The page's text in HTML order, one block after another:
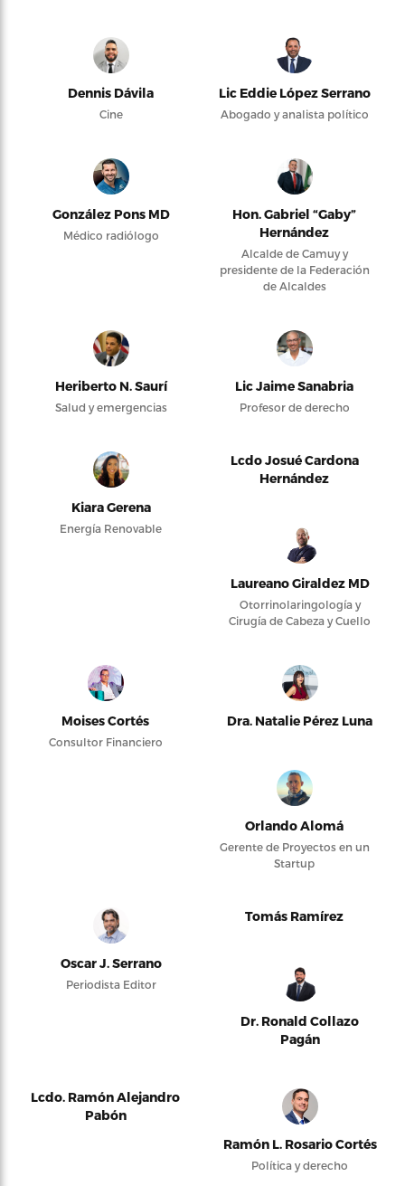
Dennis Dávila
Cine
Lic Eddie López Serrano
Abogado y analista político
González Pons MD
Médico radiólogo
Hon. Gabriel “Gaby”
Hernández
Alcalde de Camuy y
presidente de la Federación
de Alcaldes
Heriberto N. Saurí
Salud y emergencias
Lic Jaime Sanabria
Profesor de derecho
Kiara Gerena
Energía Renovable
Lcdo Josué Cardona
Hernández
Laureano Giraldez MD
Otorrinolaringología y
Cirugía de Cabeza y Cuello
Moises Cortés
Consultor Financiero
Dra. Natalie Pérez Luna
Orlando Alomá
Gerente de Proyectos en un
Startup
Oscar J. Serrano
Periodista Editor
Tomás Ramírez
Dr. Ronald Collazo
Pagán
Lcdo. Ramón Alejandro
Pabón
Ramón L. Rosario Cortés
Política y derecho